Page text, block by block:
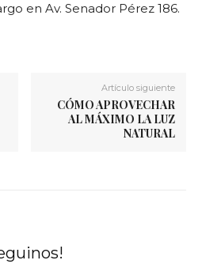
en Av. Senador Pérez 186.
Artículo siguiente
CÓMO APROVECHAR
AL MÁXIMO LA LUZ
NATURAL